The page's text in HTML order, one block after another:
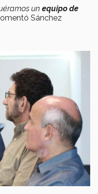
un equipo de
Sánchez